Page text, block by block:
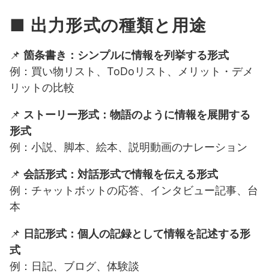
■ 出力形式の種類と用途
📌 箇条書き：シンプルに情報を列挙する形式
例：買い物リスト、ToDoリスト、メリット・デメ
リットの比較
📌 ストーリー形式：物語のように情報を展開する
形式
例：小説、脚本、絵本、説明動画のナレーション
📌 会話形式：対話形式で情報を伝える形式
例：チャットボットの応答、インタビュー記事、台
本
📌 日記形式：個人の記録として情報を記述する形
式
例：日記、ブログ、体験談